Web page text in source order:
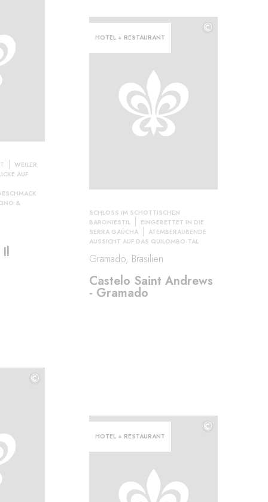
WEILER
AUF
&
HOTEL + RESTAURANT
©
SCHLOSS IM SCHOTTISCHEN
BARONIESTIL
EINGEBETTET IN DIE
SERRA GAÚCHA
ATEMBERAUBENDE
AUSSICHT AUF DAS QUILOMBO-TAL
Gramado, Brasilien
Castelo Saint Andrews
- Gramado
©
HOTEL + RESTAURANT
©